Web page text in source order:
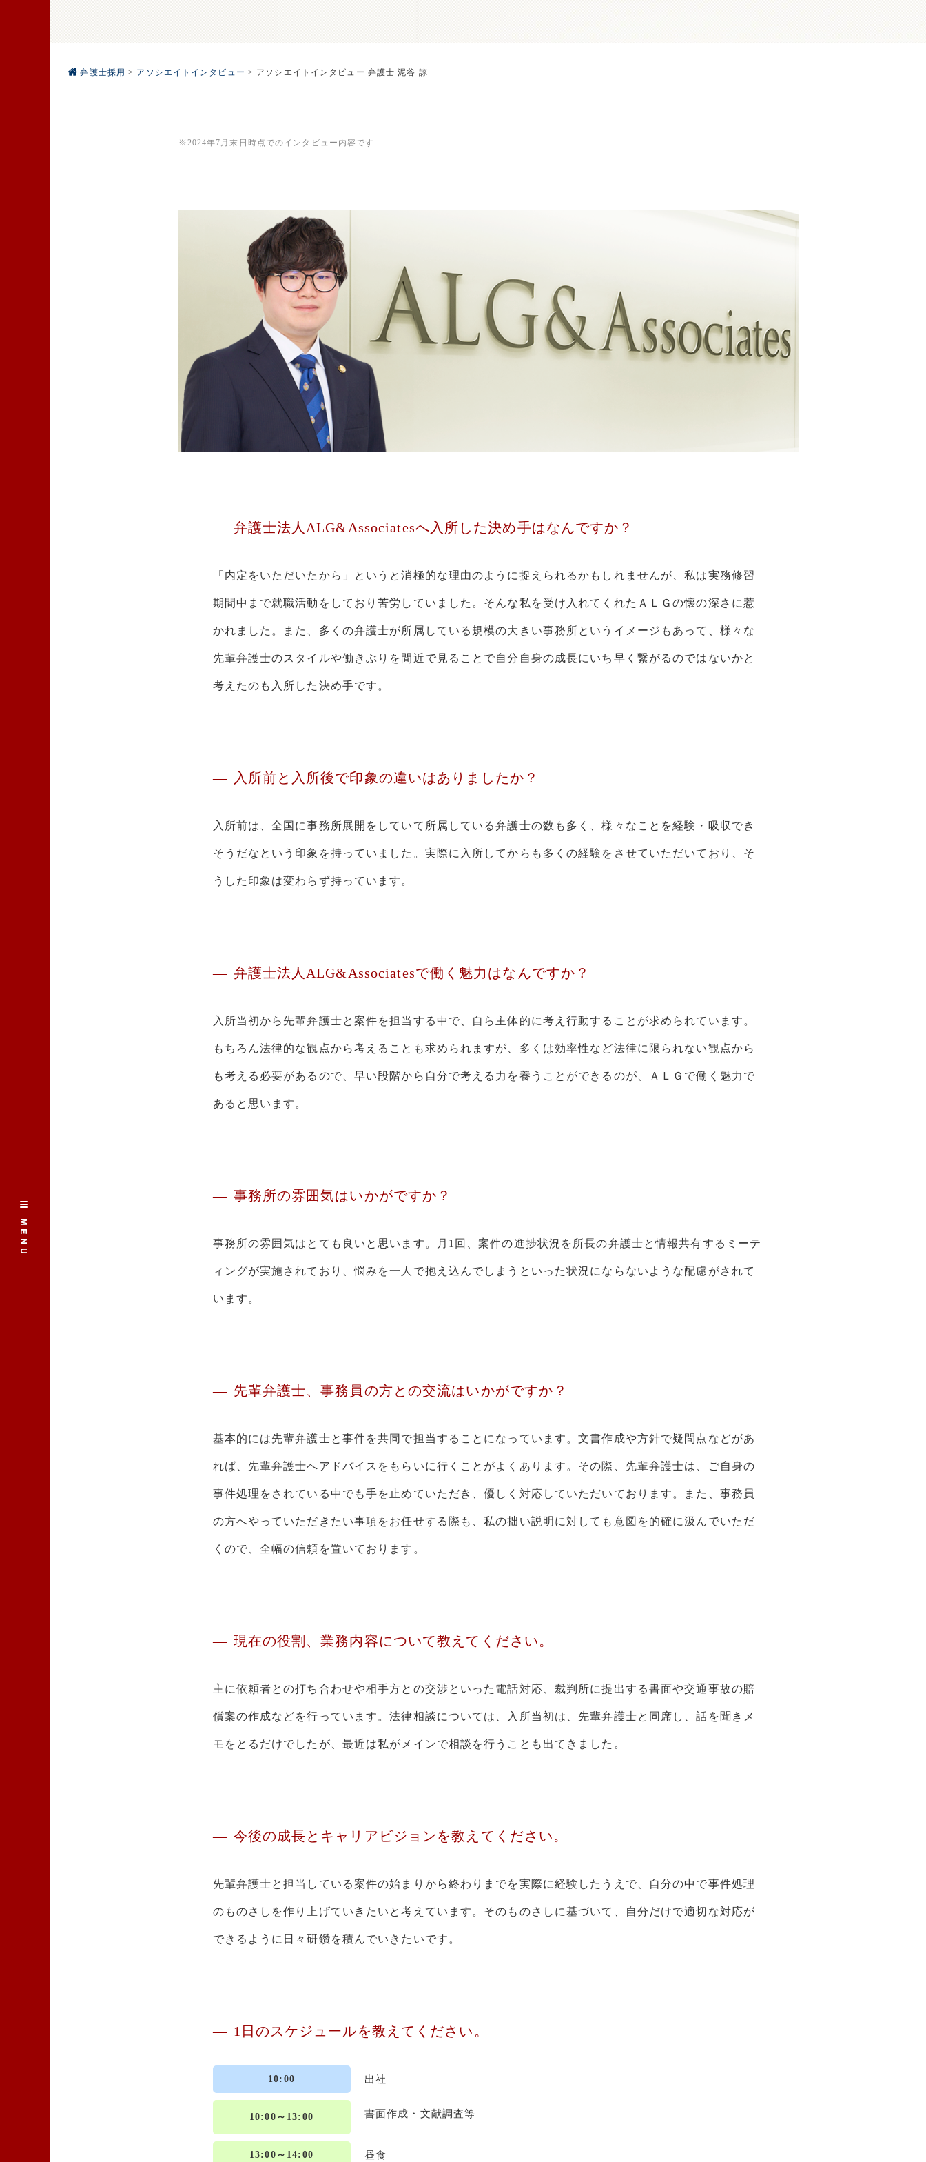
弁護士採用 > アソシエイトインタビュー > アソシエイトインタビュー 弁護士 泥谷 諒
※2024年7月末日時点でのインタビュー内容です
弁護士法人ALG&Associatesへ入所した決め手はなんですか？
「内定をいただいたから」というと消極的な理由のように捉えられるかもしれませんが、私は実務修習
期間中まで就職活動をしており苦労していました。そんな私を受け入れてくれたＡＬＧの懐の深さに惹
かれました。また、多くの弁護士が所属している規模の大きい事務所というイメージもあって、様々な
先輩弁護士のスタイルや働きぶりを間近で見ることで自分自身の成長にいち早く繋がるのではないかと
考えたのも入所した決め手です。
入所前と入所後で印象の違いはありましたか？
入所前は、全国に事務所展開をしていて所属している弁護士の数も多く、様々なことを経験・吸収でき
そうだなという印象を持っていました。実際に入所してからも多くの経験をさせていただいており、そ
うした印象は変わらず持っています。
弁護士法人ALG&Associatesで働く魅力はなんですか？
入所当初から先輩弁護士と案件を担当する中で、自ら主体的に考え行動することが求められています。
もちろん法律的な観点から考えることも求められますが、多くは効率性など法律に限られない観点から
も考える必要があるので、早い段階から自分で考える力を養うことができるのが、ＡＬＧで働く魅力で
あると思います。
事務所の雰囲気はいかがですか？
事務所の雰囲気はとても良いと思います。月1回、案件の進捗状況を所長の弁護士と情報共有するミーテ
ィングが実施されており、悩みを一人で抱え込んでしまうといった状況にならないような配慮がされて
います。
先輩弁護士、事務員の方との交流はいかがですか？
基本的には先輩弁護士と事件を共同で担当することになっています。文書作成や方針で疑問点などがあ
れば、先輩弁護士へアドバイスをもらいに行くことがよくあります。その際、先輩弁護士は、ご自身の
事件処理をされている中でも手を止めていただき、優しく対応していただいております。また、事務員
の方へやっていただきたい事項をお任せする際も、私の拙い説明に対しても意図を的確に汲んでいただ
くので、全幅の信頼を置いております。
現在の役割、業務内容について教えてください。
主に依頼者との打ち合わせや相手方との交渉といった電話対応、裁判所に提出する書面や交通事故の賠
償案の作成などを行っています。法律相談については、入所当初は、先輩弁護士と同席し、話を聞きメ
モをとるだけでしたが、最近は私がメインで相談を行うことも出てきました。
今後の成長とキャリアビジョンを教えてください。
先輩弁護士と担当している案件の始まりから終わりまでを実際に経験したうえで、自分の中で事件処理
のものさしを作り上げていきたいと考えています。そのものさしに基づいて、自分だけで適切な対応が
できるように日々研鑽を積んでいきたいです。
1日のスケジュールを教えてください。
10:00 出社
10:00～13:00 書面作成・文献調査等
13:00～14:00 昼食